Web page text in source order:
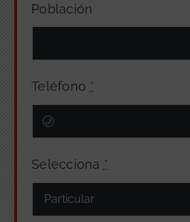
Población
Teléfono *
Selecciona *